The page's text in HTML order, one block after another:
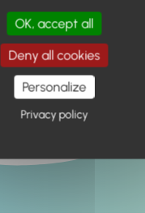
recherché.
Retour à l'accueil
OK, accept all
Deny all cookies
Personalize
Privacy policy